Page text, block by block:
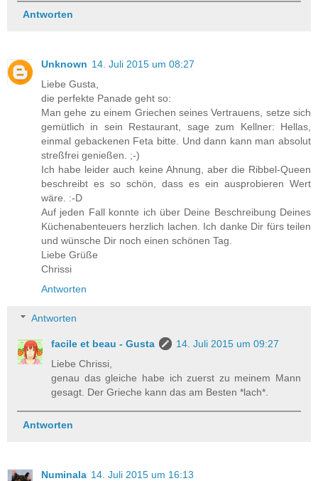
Antworten
Unknown 14. Juli 2015 um 08:27
Liebe Gusta,
die perfekte Panade geht so:
Man gehe zu einem Griechen seines Vertrauens, setze sich
gemütlich in sein Restaurant, sage zum Kellner: Hellas,
einmal gebackenen Feta bitte. Und dann kann man absolut
streßfrei genießen. ;-)
Ich habe leider auch keine Ahnung, aber die Ribbel-Queen
beschreibt es so schön, dass es ein ausprobieren Wert
wäre. :-D
Auf jeden Fall konnte ich über Deine Beschreibung Deines
Küchenabenteuers herzlich lachen. Ich danke Dir fürs teilen
und wünsche Dir noch einen schönen Tag.
Liebe Grüße
Chrissi
Antworten
Antworten
facile et beau - Gusta
14. Juli 2015 um 09:27
Liebe Chrissi,
genau das gleiche habe ich zuerst zu meinem Mann
gesagt. Der Grieche kann das am Besten *lach*.
Antworten
Numinala 14. Juli 2015 um 16:13